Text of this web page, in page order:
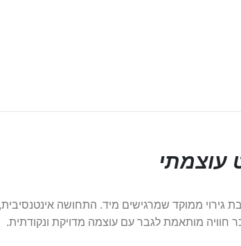
עוצמתי
גירוי ממוקד שמרגישים מיד. התחושה
מותאמת לגבר עם עוצמה מדויקת ונקודתית.